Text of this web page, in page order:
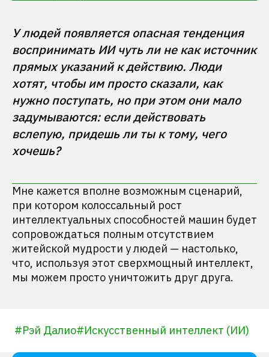
У людей появляется опасная тенденция
воспринимать ИИ чуть ли не как источник
прямых указаний к действию. Люди
хотят, чтобы им просто сказали, как
нужно поступать, но при этом они мало
задумываются: если действовать
вслепую, придешь ли ты к тому, чего
хочешь?
Мне кажется вполне возможным сценарий,
при котором колоссальный рост
интеллектуальных способностей машин будет
сопровождаться полным отсутствием
житейской мудрости у людей — настолько,
что, используя этот сверхмощный интеллект,
мы можем просто уничтожить друг друга.
#Рэй Далио#Искусственный интеллект (ИИ)